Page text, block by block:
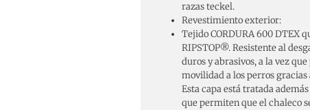
razas teckel.
Revestimiento exterior:
Tejido CORDURA 600 DTEX
RIPSTOP®. Resistente al
duros y abrasivos, a la vez
movilidad a los perros
Esta capa está tratada
que permiten que el chaleco